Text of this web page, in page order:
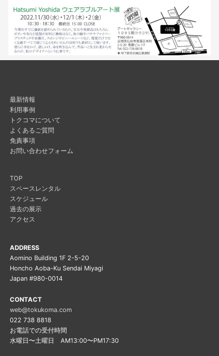
最新情報
利用事例
トクコマについて
よくあるご質問
免責事項
お問い合わせフォーム
TOP
スペースレンタル
スケジュール
過去の展示
アクセス
ADDRESS
Aomino Building 1F 2-5-20
Honcho Aoba-Ku Sendai Miyagi
Japan #980-0014
CONTACT
web@tokukoma.com
022 738 8818
お電話での受付時間
水曜日〜土曜日 AM13:00〜PM17:30